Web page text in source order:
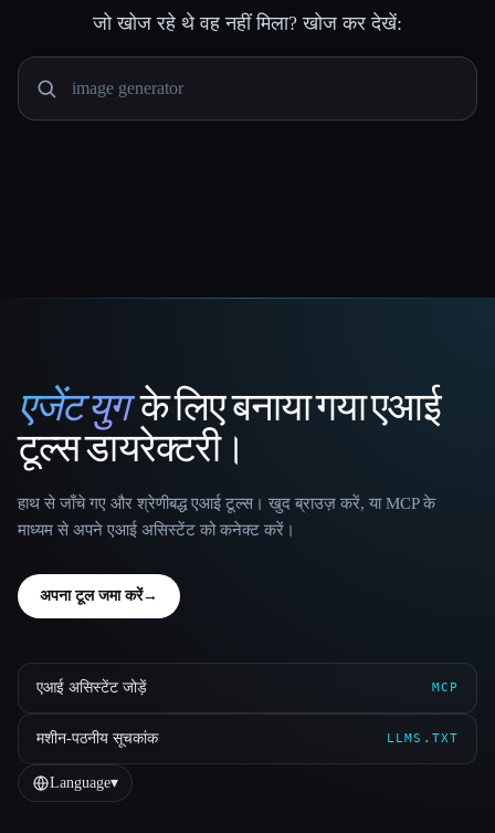
जो खोज रहे थे वह नहीं मिला? खोज कर देखें:
That AI Collection
एजेंट युगके लिए बनाया गया एआई
टूल्स डायरेक्टरी।
हाथ से जाँचे गए और श्रेणीबद्ध एआई टूल्स। खुद ब्राउज़ करें, या MCP के
माध्यम से अपने एआई असिस्टेंट को कनेक्ट करें।
अपना टूल जमा करें→
एआई असिस्टेंट जोड़ें MCP
मशीन-पठनीय सूचकांक LLMS.TXT
Language▾